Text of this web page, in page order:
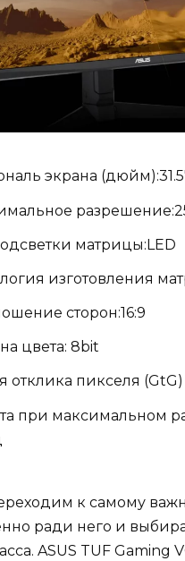
экрана
матрицы:LED
изготовления
сторон:16:9
цвета: 8bit
отклика пикселя (GtG)
при максимальном
к самому
ради него и
ASUS TUF Gaming